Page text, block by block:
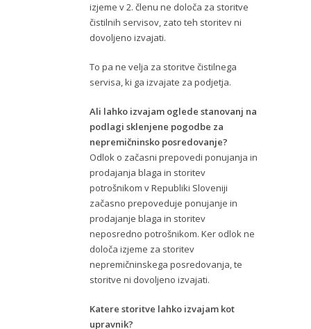
izjeme v 2. členu ne določa za storitve
čistilnih servisov, zato teh storitev ni
dovoljeno izvajati.
To pa ne velja za storitve čistilnega
servisa, ki ga izvajate za podjetja.
Ali lahko izvajam oglede stanovanj na
podlagi sklenjene pogodbe za
nepremičninsko posredovanje?
Odlok o začasni prepovedi ponujanja in
prodajanja blaga in storitev
potrošnikom v Republiki Sloveniji
začasno prepoveduje ponujanje in
prodajanje blaga in storitev
neposredno potrošnikom. Ker odlok ne
določa izjeme za storitev
nepremičninskega posredovanja, te
storitve ni dovoljeno izvajati.
Katere storitve lahko izvajam kot
upravnik?